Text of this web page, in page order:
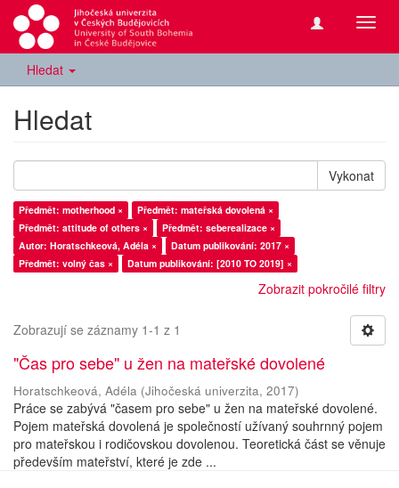
Hledat
Hledat
Vykonat
Předmět: motherhood ×
Předmět: mateřská dovolená ×
Předmět: attitude of others ×
Předmět: seberealizace ×
Autor: Horatschkeová, Adéla ×
Datum publikování: 2017 ×
Předmět: volný čas ×
Datum publikování: [2010 TO 2019] ×
Zobrazit pokročilé filtry
Zobrazují se záznamy 1-1 z 1
"Čas pro sebe" u žen na mateřské dovolené
Horatschkeová, Adéla (Jihočeská univerzita, 2017)
Práce se zabývá "časem pro sebe" u žen na mateřské dovolené.
Pojem mateřská dovolená je společností užívaný souhrnný pojem
pro mateřskou i rodičovskou dovolenou. Teoretická část se věnuje
především mateřství, které je zde ...